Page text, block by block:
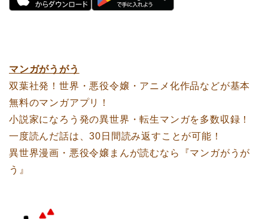
マンガがうがう
双葉社発！世界・悪役令嬢・アニメ化作品などが基本
無料のマンガアプリ！
小説家になろう発の異世界・転生マンガを多数収録！
一度読んだ話は、30日間読み返すことが可能！
異世界漫画・悪役令嬢まんが読むなら『マンガがうが
う』